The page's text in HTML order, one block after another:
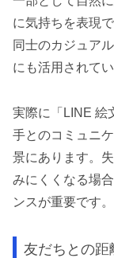
に気持ちを表現
同士のカジュア
にも活用されて
実際に「LINE 絵
手とのコミュニ
景にあります。
みにくくなる場
ンスが重要です。
友だちとの